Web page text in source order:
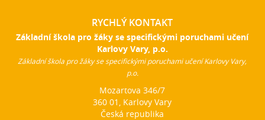
RYCHLÝ KONTAKT
Základní škola pro žáky se specifickými poruchami učení
Karlovy Vary, p.o.
Základní škola pro žáky se specifickými poruchami učení Karlovy Vary,
p.o.
Mozartova 346/7
360 01, Karlovy Vary
Česká republika